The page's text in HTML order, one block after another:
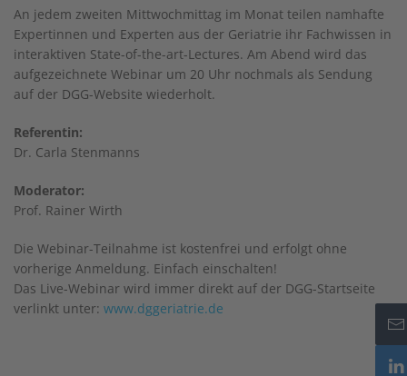
An jedem zweiten Mittwochmittag im Monat teilen namhafte
Expertinnen und Experten aus der Geriatrie ihr Fachwissen in
interaktiven State-of-the-art-Lectures. Am Abend wird das
aufgezeichnete Webinar um 20 Uhr nochmals als Sendung
auf der DGG-Website wiederholt.
Referentin:
Dr. Carla Stenmanns
Moderator:
Prof. Rainer Wirth
Die Webinar-Teilnahme ist kostenfrei und erfolgt ohne
vorherige Anmeldung. Einfach einschalten!
Das Live-Webinar wird immer direkt auf der DGG-Startseite
verlinkt unter: www.dggeriatrie.de